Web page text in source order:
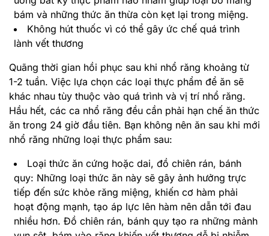
bám và những thức ăn thừa còn kẹt lại trong miệng.
Không hút thuốc vì có thể gây ức chế quá trình
lành vết thương
Quãng thời gian hồi phục sau khi nhổ răng khoảng từ
1-2 tuần. Việc lựa chọn các loại thực phẩm để ăn sẽ
khác nhau tùy thuộc vào quá trình và vị trí nhổ răng.
Hầu hết, các ca nhổ răng đều cần phải hạn chế ăn thức
ăn trong 24 giờ đầu tiên. Bạn không nên ăn sau khi mới
nhổ răng những loại thực phẩm sau:
Loại thức ăn cứng hoặc dai, đồ chiên rán, bánh
quy: Những loại thức ăn này sẽ gây ảnh hưởng trực
tiếp đến sức khỏe răng miệng, khiến cơ hàm phải
hoạt động mạnh, tạo áp lực lên hàm nên dẫn tới đau
nhiều hơn. Đồ chiên rán, bánh quy tạo ra những mảnh